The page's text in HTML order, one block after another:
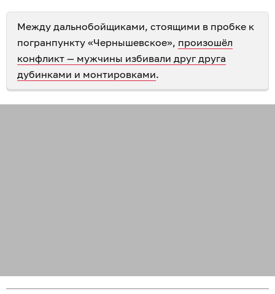
Между дальнобойщиками, стоящими в пробке к
погранпункту «Чернышевское», произошёл
конфликт — мужчины избивали друг друга
дубинками и монтировками.